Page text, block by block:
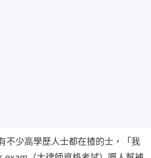
不少高學歷人士都在揸的士，「我